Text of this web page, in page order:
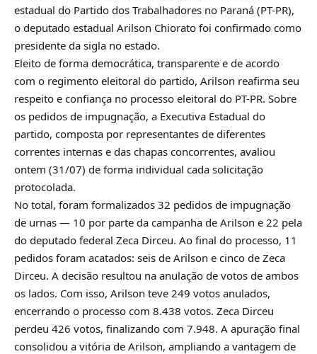
estadual do Partido dos Trabalhadores no Paraná (PT-PR),
o deputado estadual Arilson Chiorato foi confirmado como
presidente da sigla no estado.
Eleito de forma democrática, transparente e de acordo
com o regimento eleitoral do partido, Arilson reafirma seu
respeito e confiança no processo eleitoral do PT-PR. Sobre
os pedidos de impugnação, a Executiva Estadual do
partido, composta por representantes de diferentes
correntes internas e das chapas concorrentes, avaliou
ontem (31/07) de forma individual cada solicitação
protocolada.
No total, foram formalizados 32 pedidos de impugnação
de urnas — 10 por parte da campanha de Arilson e 22 pela
do deputado federal Zeca Dirceu. Ao final do processo, 11
pedidos foram acatados: seis de Arilson e cinco de Zeca
Dirceu. A decisão resultou na anulação de votos de ambos
os lados. Com isso, Arilson teve 249 votos anulados,
encerrando o processo com 8.438 votos. Zeca Dirceu
perdeu 426 votos, finalizando com 7.948. A apuração final
consolidou a vitória de Arilson, ampliando a vantagem de